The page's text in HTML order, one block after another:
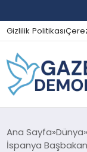
Gizlilik Politikası
GÜNDEM
Ana Sayfa Dünya
İspanya